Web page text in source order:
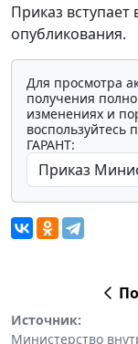
Приказ
опубликования.
Для просмотра
получения
изменениях и
воспользуйтесь
ГАРАНТ:
Источник:
Министерство